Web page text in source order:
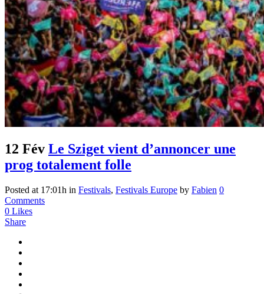
12 Fév Le Sziget vient d’annoncer une
prog totalement folle
Posted at 17:01h in Festivals, Festivals Europe by Fabien 0
Comments
0 Likes
Share